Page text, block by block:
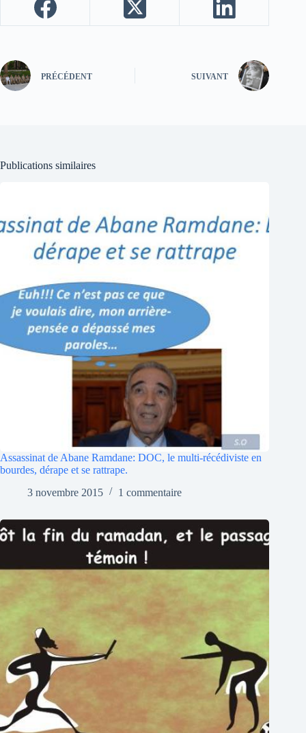
PRÉCÉDENT SUIVANT
Publications similaires
Assassinat de Abane Ramdane: DOC, le multi-récédiviste en
bourdes, dérape et se rattrape.
3 novembre 2015
1 commentaire